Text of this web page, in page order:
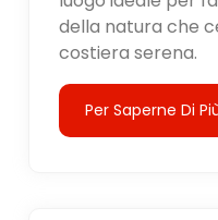
della natura che
costiera serena.
Per Saperne Di